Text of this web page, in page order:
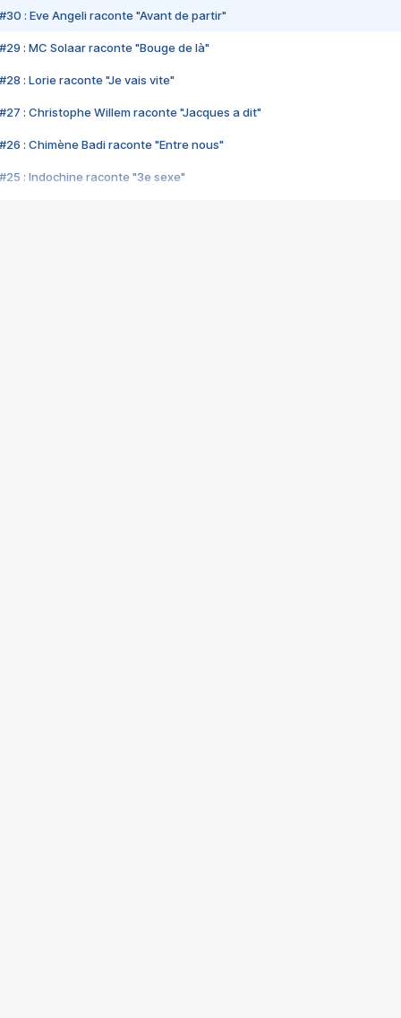
#30 : Eve Angeli raconte "Avant de partir"
#29 : MC Solaar raconte "Bouge de là"
#28 : Lorie raconte "Je vais vite"
#27 : Christophe Willem raconte "Jacques a dit"
#26 : Chimène Badi raconte "Entre nous"
#25 : Indochine raconte "3e sexe"